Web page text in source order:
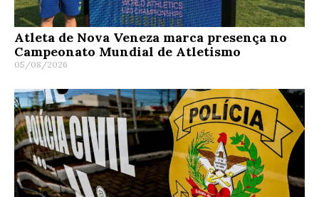
Atleta de Nova Veneza marca presença no
Campeonato Mundial de Atletismo
05/08/2026